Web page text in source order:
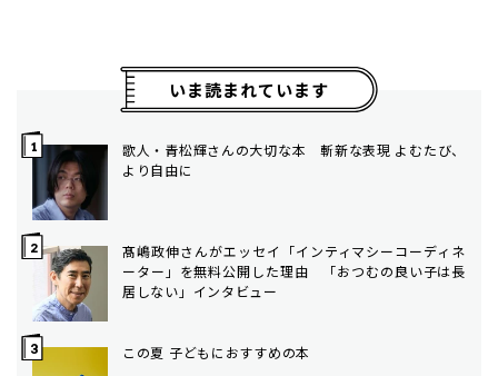
いま読まれています
歌人・青松輝さんの大切な本 斬新な表現 よむたび、
より自由に
髙嶋政伸さんがエッセイ「インティマシーコーディネ
ーター」を無料公開した理由 「おつむの良い子は長
居しない」インタビュー
この夏 子どもにおすすめの本